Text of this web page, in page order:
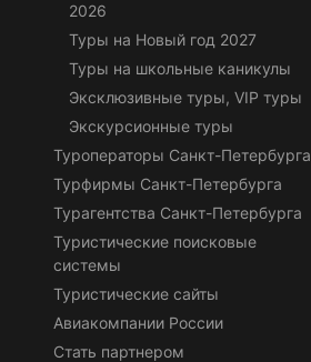
2026
Туры на Новый год 2027
Туры на школьные каникулы
Эксклюзивные туры, VIP туры
Экскурсионные туры
Туроператоры Санкт-Петербурга
Турфирмы Санкт-Петербурга
Турагентства Санкт-Петербурга
Туристические поисковые
системы
Туристические сайты
Авиакомпании России
Стать партнером